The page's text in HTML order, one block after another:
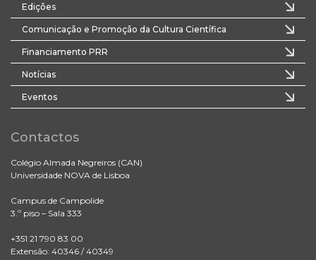
Edições
Comunicação e Promoção da Cultura Científica
Financiamento PRR
Notícias
Eventos
Contactos
Colégio Almada Negreiros (CAN)
Universidade NOVA de Lisboa
Campus de Campolide
3.º piso – Sala 333
+351 21 790 83 00
Extensão: 40346 / 40349